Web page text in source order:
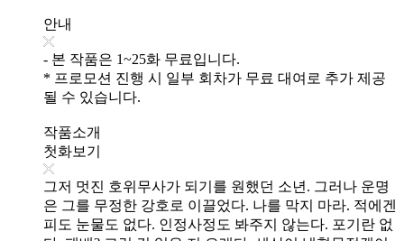
안내
- 본 작품은 1~25화 무료입니다.
* 프로모션 진행 시 일부 회차가 무료 대여로 추가 제공
될 수 있습니다.
작품소개
첫화보기
그저 멋진 호위무사가 되기를 원했던 소년. 그러나 운명
은 그를 무정한 강호로 이끌었다. 나를 막지 마라. 적에겐
피도 눈물도 없다. 인정사정도 봐주지 않는다. 포기란 없